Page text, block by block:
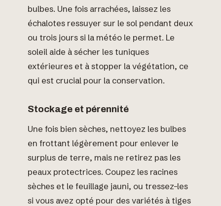
bulbes. Une fois arrachées, laissez les
échalotes ressuyer sur le sol pendant deux
ou trois jours si la météo le permet. Le
soleil aide à sécher les tuniques
extérieures et à stopper la végétation, ce
qui est crucial pour la conservation.
Stockage et pérennité
Une fois bien sèches, nettoyez les bulbes
en frottant légèrement pour enlever le
surplus de terre, mais ne retirez pas les
peaux protectrices. Coupez les racines
sèches et le feuillage jauni, ou tressez-les
si vous avez opté pour des variétés à tiges